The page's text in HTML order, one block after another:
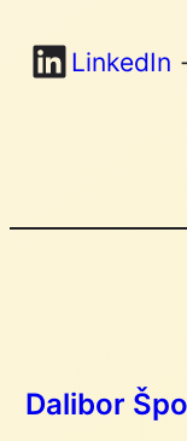
LinkedIn
Dalibor